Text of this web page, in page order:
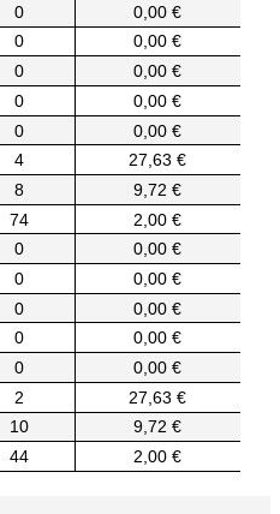
0
0,00 €
0
0,00 €
0
0,00 €
0
0,00 €
0
0,00 €
4
27,63 €
8
9,72 €
74
2,00 €
0
0,00 €
0
0,00 €
0
0,00 €
0
0,00 €
0
0,00 €
2
27,63 €
10
9,72 €
44 2,00 €